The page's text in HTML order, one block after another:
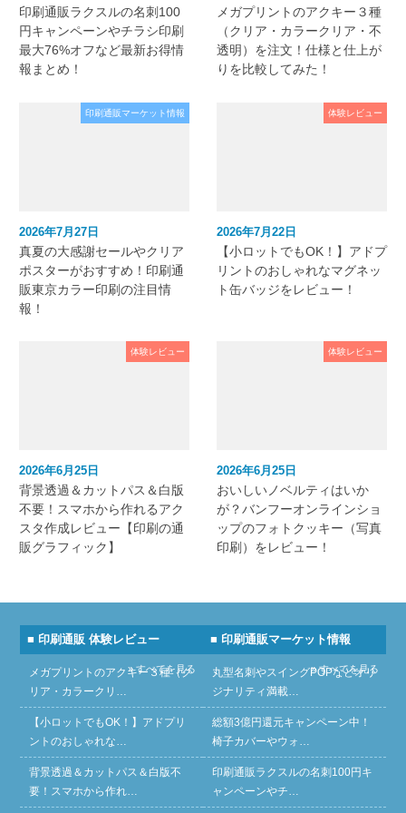
印刷通販ラクスルの名刺100
円キャンペーンやチラシ印刷
最大76%オフなど最新お得情
報まとめ！
メガプリントのアクキー３種
（クリア・カラークリア・不
透明）を注文！仕様と仕上が
りを比較してみた！
印刷通販マーケット情報
2026年7月27日
真夏の大感謝セールやクリア
ポスターがおすすめ！印刷通
販東京カラー印刷の注目情
報！
体験レビュー
2026年7月22日
【小ロットでもOK！】アドプ
リントのおしゃれなマグネッ
ト缶バッジをレビュー！
体験レビュー
2026年6月25日
背景透過＆カットパス＆白版
不要！スマホから作れるアク
スタ作成レビュー【印刷の通
販グラフィック】
体験レビュー
2026年6月25日
おいしいノベルティはいか
が？バンフーオンラインショ
ップのフォトクッキー（写真
印刷）をレビュー！
■ 印刷通販 体験レビュー
» すべてを見る
メガプリントのアクキー３種（ク
リア・カラークリ…
【小ロットでもOK！】アドプリ
ントのおしゃれな…
背景透過＆カットパス＆白版不
要！スマホから作れ…
■ 印刷通販マーケット情報
» すべてを見る
丸型名刺やスイングPOPなどオリ
ジナリティ満載…
総額3億円還元キャンペーン中！
椅子カバーやウォ…
印刷通販ラクスルの名刺100円キ
ャンペーンやチ…